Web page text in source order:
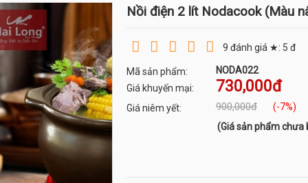
Nồi điện 2 lít Nodacook (Màu
9 đánh giá ★: 5 đ
Mã sản phẩm:
NODA022
Giá khuyến mại:
730,000đ
Giá niêm yết: 900,000đ
(-7%)
(Giá sản phẩm chưa